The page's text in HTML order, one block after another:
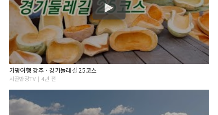
가평여행 강추ㆍ경기둘레길 25코스
시골반장TV | 4년 전